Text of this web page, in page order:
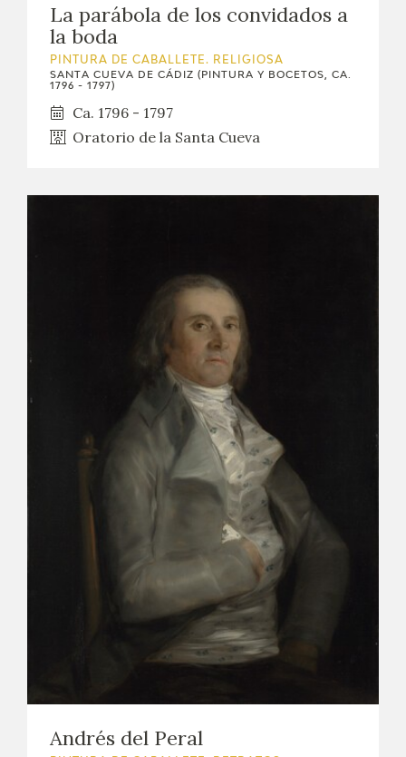
La parábola de los convidados a
la boda
PINTURA DE CABALLETE. RELIGIOSA
SANTA CUEVA DE CÁDIZ (PINTURA Y BOCETOS, CA.
1796 - 1797)
Ca. 1796 - 1797
Oratorio de la Santa Cueva
Andrés del Peral